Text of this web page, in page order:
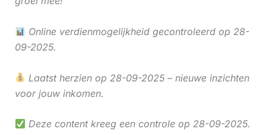
Online verdienmogelijkheid gecontroleerd op 28-
09-2025.
Laatst herzien op 28-09-2025 – nieuwe inzichten
voor jouw inkomen.
Deze content kreeg een controle op 28-09-2025.